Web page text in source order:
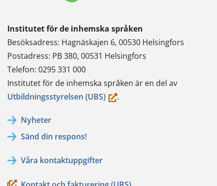
Institutet för de inhemska språken
Besöksadress: Hagnäskajen 6, 00530 Helsingfors
Postadress: PB 380, 00531 Helsingfors
Telefon: 0295 331 000
Institutet för de inhemska språken är en del av
Utbildningsstyrelsen (UBS)(du.
Nyheter
Sänd din respons!
Våra kontaktuppgifter